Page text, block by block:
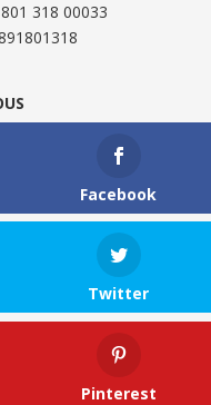
318 00033
Facebook
Twitter
Pinterest